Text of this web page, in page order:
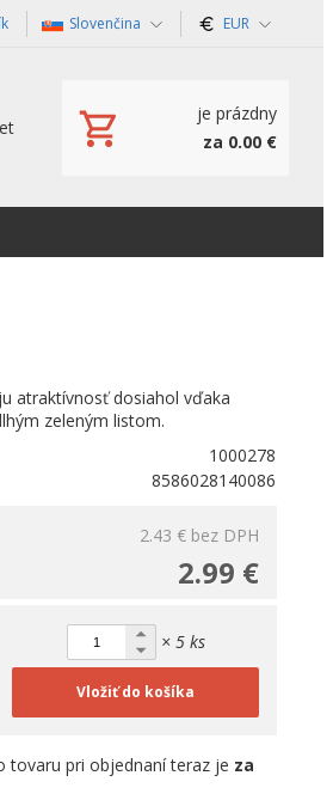
Slovenčina EUR
je prázdny
za 0.00 €
atraktívnosť dosiahol vďaka
zeleným listom.
1000278
8586028140086
2.43 € bez DPH
2.99 €
× 5 ks
Vložiť do košíka
tovaru pri objednaní teraz je za